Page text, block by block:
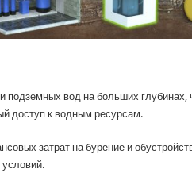
вод на больших глубинах,
доступ к водным ресурсам.
затрат на бурение и